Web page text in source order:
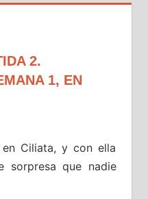
2.
1, EN
Ciliata, y con ella
sorpresa que nadie